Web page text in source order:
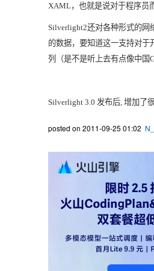
XAML，也就是说对于程序员
Silverlight2还对各种形式的网
的数据，要知道这一支持对于
列（是不是听上去有点像中国
Silverlight 3.0 发布后 增加了
posted on 2011-09-25 01:02